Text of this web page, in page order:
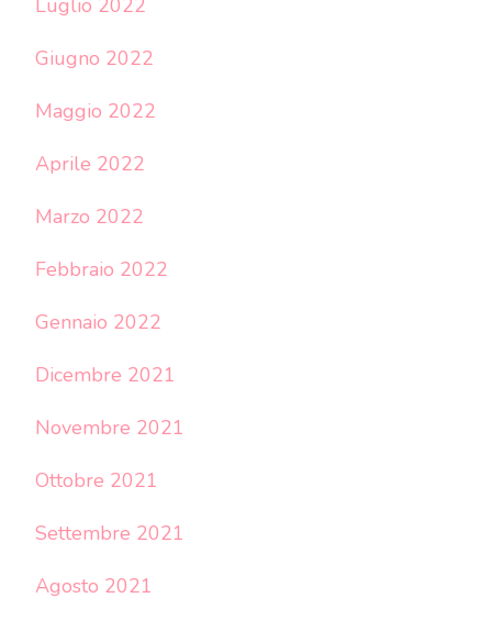
Luglio 2022
Giugno 2022
Maggio 2022
Aprile 2022
Marzo 2022
Febbraio 2022
Gennaio 2022
Dicembre 2021
Novembre 2021
Ottobre 2021
Settembre 2021
Agosto 2021